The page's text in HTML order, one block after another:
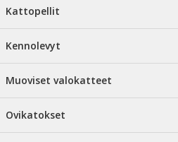
Kattopellit
Kennolevyt
Muoviset valokatteet
Ovikatokset